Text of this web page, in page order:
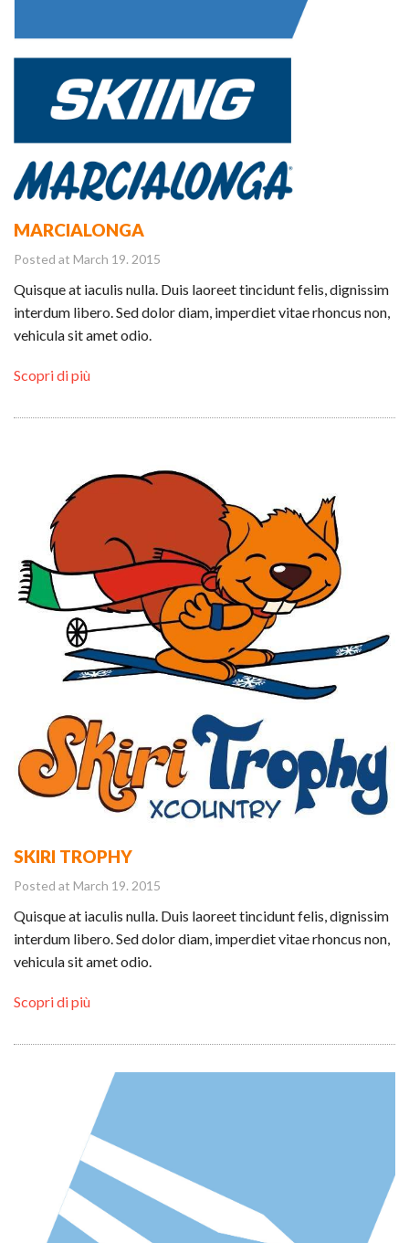
MARCIALONGA
Posted at March 19. 2015
Quisque at iaculis nulla. Duis laoreet tincidunt felis, dignissim
interdum libero. Sed dolor diam, imperdiet vitae rhoncus non,
vehicula sit amet odio.
Scopri di più
SKIRI TROPHY
Posted at March 19. 2015
Quisque at iaculis nulla. Duis laoreet tincidunt felis, dignissim
interdum libero. Sed dolor diam, imperdiet vitae rhoncus non,
vehicula sit amet odio.
Scopri di più